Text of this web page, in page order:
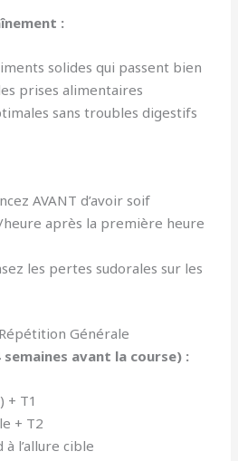
:
solides qui passent bien
prises alimentaires
sans troubles digestifs
AVANT d’avoir soif
après la première heure
les pertes sudorales sur les
Générale
avant la course) :
+ T1
+ T2
l’allure cible